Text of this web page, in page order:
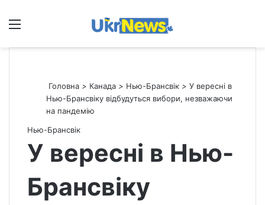
Меню
Головна > Канада > Нью-Брансвік > У вересні в
Нью-Брансвіку відбудуться вибори, незважаючи
на пандемію
Нью-Брансвік
У вересні в Нью-
Брансвіку